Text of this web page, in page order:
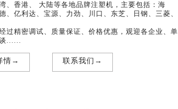
、香港、 大陆等各地品牌注塑机，主要包括：海
、亿利达、宝源、力劲、川口、东芝、日钢、三菱、
精密调试、质量保证、价格优惠，观迎各企业、单
......
情→ 联系我们→